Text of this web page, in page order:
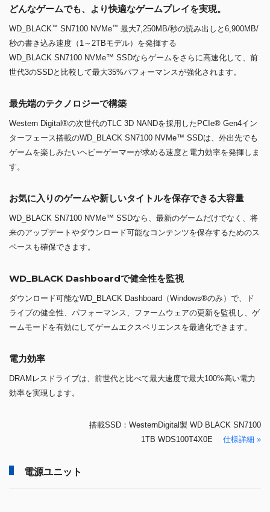
どんなゲームでも、より快適なゲームプレイを実現。
WD_BLACK™ SN7100 NVMe™ 最大7,250MB/秒の読み出しと6,900MB/
秒の書き込み速度（1～2TBモデル）を発揮する
WD_BLACK SN7100 NVMe™ SSDならゲームをさらに高速化して、前
世代3のSSDと比較して最大35%パフォーマンスが強化されます。
最先端のテクノロジーで構築
Western Digital®の次世代のTLC 3D NANDを採用したPCIe® Gen4イン
ターフェース搭載のWD_BLACK SN7100 NVMe™ SSDは、外出先でも
ゲームを楽しみたいヘビーゲーマーが求める速度と電力効率を発揮しま
す。
お気に入りのゲームや新しいタイトルを保存できる大容量
WD_BLACK SN7100 NVMe™ SSDなら、最新のゲームだけでなく、将
来のアップデートやダウンロード可能なコンテンツを保存するためのス
ペースも確保できます。
WD_BLACK Dashboardで健全性を監視
ダウンロード可能なWD_BLACK Dashboard（Windows®のみ）で、ド
ライブの健全性、パフォーマンス、ファームウェアの更新を監視し、ゲ
ームモードを有効にしてゲームエクスペリエンスを最適化できます。
電力効率
DRAMレスドライブは、前世代と比べて最大速度で最大100%高い電力
効率を実現します。
搭載SSD：WesternDigital製 WD BLACK SN7100
1TB WDS100T4X0E 仕様詳細 »
電源ユニット